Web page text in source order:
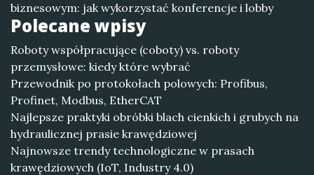
biznesowym: jak wykorzystać konferencje i lobby
Polecane wpisy
Roboty współpracujące (coboty) vs. roboty
przemysłowe: kiedy które wybrać
Przewodnik po protokołach polowych: Profibus,
Profinet, Modbus, EtherCAT
Najlepsze praktyki obróbki blach cienkich i grubych na
hydraulicznej prasie krawędziowej
Najnowsze trendy technologiczne w prasach
krawędziowych (IoT, Industry 4.0)